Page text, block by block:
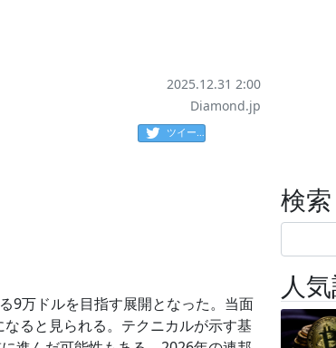
2025.12.31 2:00
Diamond.jp
ツイート
9万ドルを目指す展開となった。当面
ると見られる。テクニカルが示す基
検索
人